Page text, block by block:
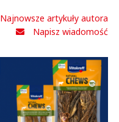
Najnowsze artykuły autora
Napisz wiadomość